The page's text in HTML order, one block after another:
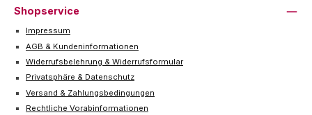
Shopservice
Impressum
AGB & Kundeninformationen
Widerrufsbelehrung & Widerrufsformular
Privatsphäre & Datenschutz
Versand & Zahlungsbedingungen
Rechtliche Vorabinformationen